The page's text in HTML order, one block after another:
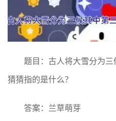
题目：古人将大雪分为三
猜猜指的是什么？
答案：兰草萌芽